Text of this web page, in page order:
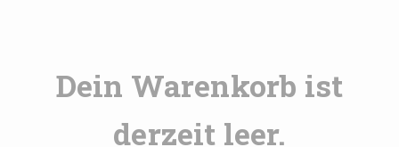
Dein Warenkorb ist
derzeit leer.